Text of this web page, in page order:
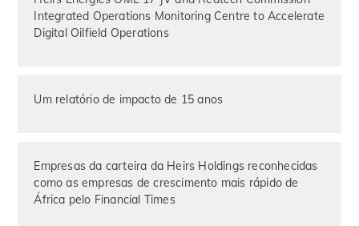
Integrated Operations Monitoring Centre to Accelerate
Digital Oilfield Operations
Um relatório de impacto de 15 anos
Empresas da carteira da Heirs Holdings reconhecidas
como as empresas de crescimento mais rápido de
África pelo Financial Times